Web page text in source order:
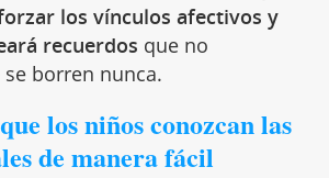
los vínculos afectivos y
recuerdos que no
borren nunca.
los niños conozcan las
de manera fácil